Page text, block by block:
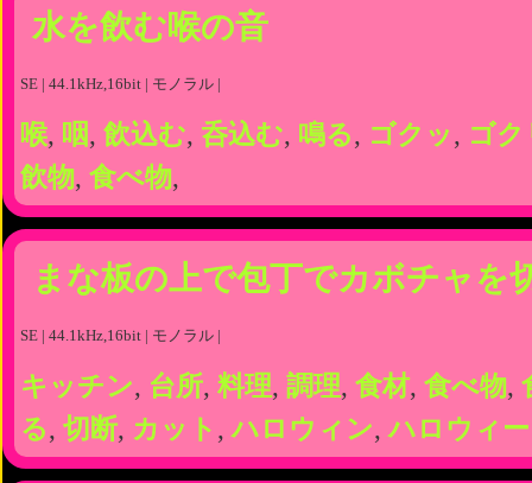
水を飲む喉の音
SE | 44.1kHz,16bit | モノラル |
喉, 咽, 飲込む, 呑込む, 鳴る, ゴクッ , ゴ
飲物, 食べ物,
まな板の上で包丁でカボチャを
SE | 44.1kHz,16bit | モノラル |
キッチン, 台所, 料理, 調理, 食材, 食べ物,
る, 切断, カット ,ハロウィン,ハロウィ